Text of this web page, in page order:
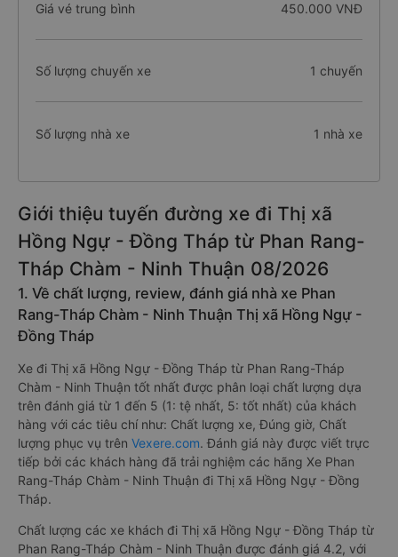
Giá vé trung bình 450.000 VNĐ
Số lượng chuyến xe 1 chuyến
Số lượng nhà xe 1 nhà xe
Giới thiệu tuyến đường xe đi Thị xã
Hồng Ngự - Đồng Tháp từ Phan Rang-
Tháp Chàm - Ninh Thuận 08/2026
1. Về chất lượng, review, đánh giá nhà xe Phan
Rang-Tháp Chàm - Ninh Thuận Thị xã Hồng Ngự -
Đồng Tháp
Xe đi Thị xã Hồng Ngự - Đồng Tháp từ Phan Rang-Tháp
Chàm - Ninh Thuận tốt nhất được phân loại chất lượng dựa
trên đánh giá từ 1 đến 5 (1: tệ nhất, 5: tốt nhất) của khách
hàng với các tiêu chí như: Chất lượng xe, Đúng giờ, Chất
lượng phục vụ trên Vexere.com. Đánh giá này được viết trực
tiếp bởi các khách hàng đã trải nghiệm các hãng Xe Phan
Rang-Tháp Chàm - Ninh Thuận đi Thị xã Hồng Ngự - Đồng
Tháp.
Chất lượng các xe khách đi Thị xã Hồng Ngự - Đồng Tháp từ
Phan Rang-Tháp Chàm - Ninh Thuận được đánh giá 4.2, với